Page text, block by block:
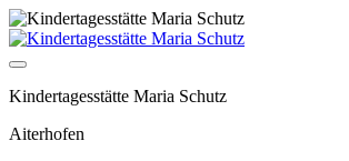
Kindertagesstätte Maria Schutz
Aiterhofen